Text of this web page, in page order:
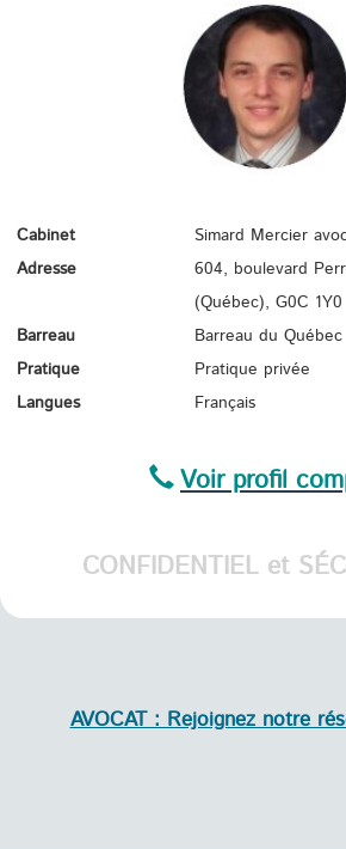
Cabinet
Simard Mercier
Adresse
604, boulevard
(Québec),G0C 1Y0
Barreau
Barreau du Québec
Pratique
Pratique privée
Langues
Français
Voir profil
CONFIDENTIEL et
AVOCAT : Rejoignez notre